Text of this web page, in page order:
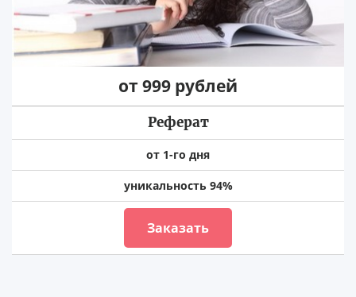
от 999 рублей
Реферат
от 1-го дня
уникальность 94%
Заказать